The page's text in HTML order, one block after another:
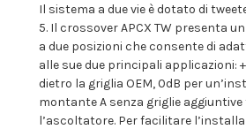
Il sistema a due vie è dotato di
5. Il crossover APCX TW presenta
a due posizioni che consente di
alle sue due principali applicazioni:
dietro la griglia OEM, 0dB per
montante A senza griglie
l’ascoltatore. Per facilitare